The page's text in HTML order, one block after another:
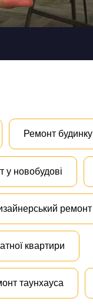
Ремонт будинку
у новобудові
ремонт
квартири
таунхауса